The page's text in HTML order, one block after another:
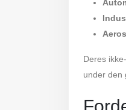
Deres
under den